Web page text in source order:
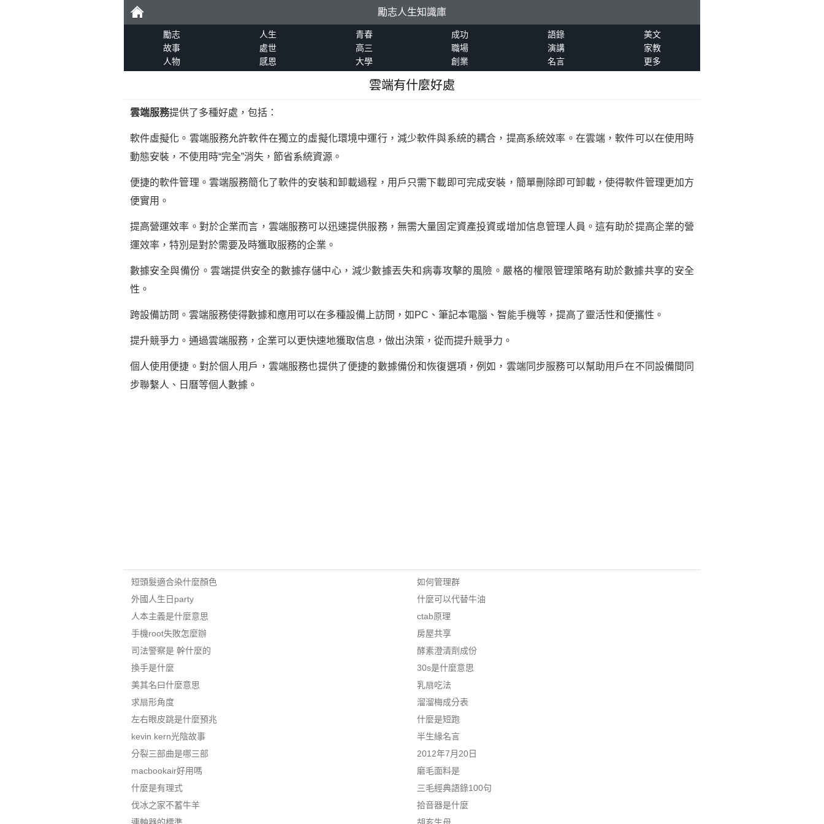
勵
勵志人生知識庫
勵志 人生 青春 成功 語錄
美文
故事
處世 高三 職場 演講
家教
人物
感恩 大學 創業 名言 更多
雲端有什麼好處
雲端服務提供了多種好處，包括：
軟件虛擬化。雲端服務允許軟件在獨立的虛擬化環境中運行，減少軟件與系統的耦合，提高系統效率。在雲端，軟件可以在使用時
動態安裝，不使用時“完全”消失，節省系統資源。
便捷的軟件管理。雲端服務簡化了軟件的安裝和卸載過程，用戶只需下載即可完成安裝，簡單刪除即可卸載，使得軟件管理更加方
便實用。
提高營運效率。對於企業而言，雲端服務可以迅速提供服務，無需大量固定資產投資或增加信息管理人員。這有助於提高企業的營
運效率，特別是對於需要及時獲取服務的企業。
數據安全與備份。雲端提供安全的數據存儲中心，減少數據丟失和病毒攻擊的風險。嚴格的權限管理策略有助於數據共享的安全
性。
跨設備訪問。雲端服務使得數據和應用可以在多種設備上訪問，如PC、筆記本電腦、智能手機等，提高了靈活性和便攜性。
提升競爭力。通過雲端服務，企業可以更快速地獲取信息，做出決策，從而提升競爭力。
個人使用便捷。對於個人用戶，雲端服務也提供了便捷的數據備份和恢復選項，例如，雲端同步服務可以幫助用戶在不同設備間同
步聯繫人、日曆等個人數據。
短頭髮適合染什麼顏色
外國人生日party
人本主義是什麼意思
手機root失敗怎麼辦
司法警察是 幹什麼的
換手是什麼
美其名曰什麼意思
求扇形角度
左右眼皮跳是什麼預兆
kevin kern光陰故事
分裂三部曲是哪三部
macbookair好用嗎
什麼是有理式
伐冰之家不蓄牛羊
如何管理群
什麼可以代替牛油
ctab原理
房屋共享
酵素澄清劑成份
30s是什麼意思
乳扇吃法
溜溜梅成分表
什麼是短跑
半生緣名言
2012年7月20日
磨毛面料是
三毛經典語錄100句
拾音器是什麼